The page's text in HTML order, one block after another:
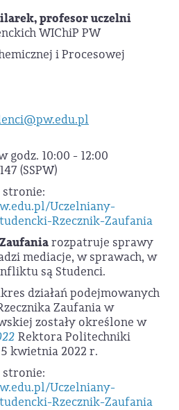
profesor uczelni
WIChiP PW
i Procesowej
godz. 10:00 - 12:00
(SSPW)
Uczelniany-
Rzecznik-Zaufania
rozpatruje sprawy
mediacje, w sprawach, w
są Studenci.
działań podejmowanych
Zaufania w
zostały określone w
Rektora Politechniki
kwietnia 2022 r.
Uczelniany-
Rzecznik-Zaufania